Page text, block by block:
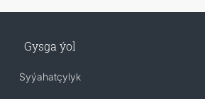
Gysga ýol
Syýahatçylyk